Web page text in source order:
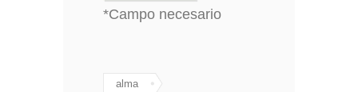
*Campo necesario
alma